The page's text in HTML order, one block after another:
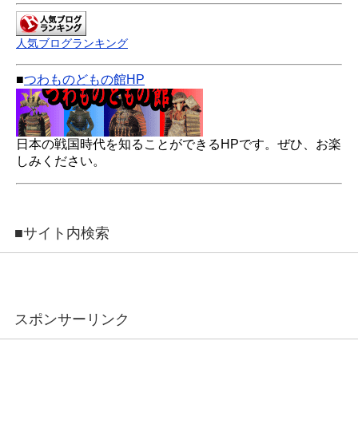
人気ブログランキング
■つわものどもの館HP
日本の戦国時代を知ることができるHPです。ぜひ、お楽
しみください。
■サイト内検索
スポンサーリンク